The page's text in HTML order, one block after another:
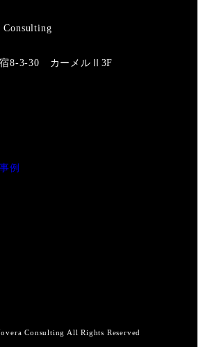
Consulting
宿8-3-30 カーメルⅡ3F
例
Consulting All Rights Reserved